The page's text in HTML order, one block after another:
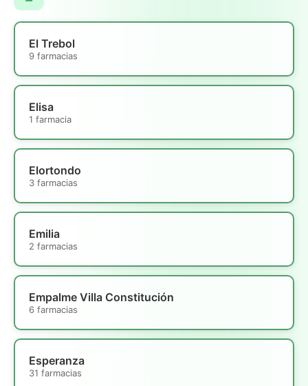
El Trebol
9 farmacias
Elisa
1 farmacia
Elortondo
3 farmacias
Emilia
2 farmacias
Empalme Villa Constitución
6 farmacias
Esperanza
31 farmacias